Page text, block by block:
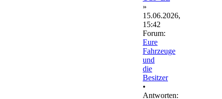
»
15.06.2026,
15:42
Forum:
Eure
Fahrzeuge
und
die
Besitzer
•
Antworten: